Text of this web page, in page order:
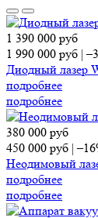
1 390 000 руб
1 990 000 руб |
Диодный лазер
подробнее
подробнее
380 000 руб
450 000 руб |
Неодимовый
подробнее
подробнее